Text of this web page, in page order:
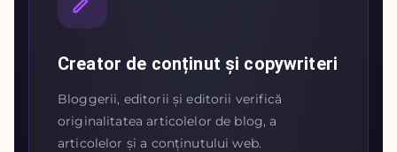
Creator de conținut și copywriteri
Bloggerii, editorii și editorii verifică
originalitatea articolelor de blog, a
articolelor și a conținutului web.